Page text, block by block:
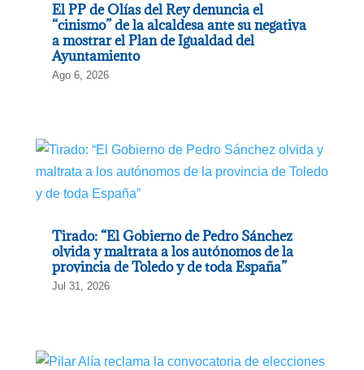
El PP de Olías del Rey denuncia el
“cinismo” de la alcaldesa ante su negativa
a mostrar el Plan de Igualdad del
Ayuntamiento
Ago 6, 2026
Tirado: “El Gobierno de Pedro Sánchez
olvida y maltrata a los autónomos de la
provincia de Toledo y de toda España”
Jul 31, 2026